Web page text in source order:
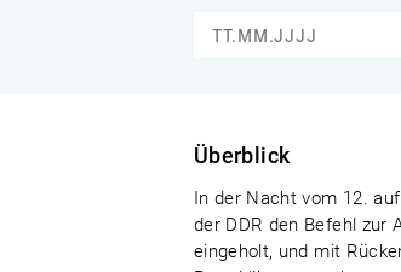
Überblick
In der Nacht vom 12.
der DDR den Befehl zur
eingeholt, und mit